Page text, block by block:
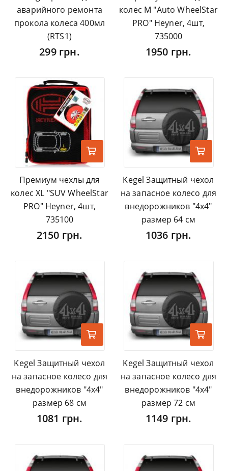
аварийного ремонта
прокола колеса 400мл
(RTS1)
299 грн.
колес M "Auto WheelStar
PRO" Heyner, 4шт,
735000
1950 грн.
Премиум чехлы для
колес XL "SUV WheelStar
PRO" Heyner, 4шт,
735100
2150 грн.
Kegel Защитный чехол
на запасное колесо для
внедорожников "4х4"
размер 64 см
1036 грн.
Kegel Защитный чехол
на запасное колесо для
внедорожников "4х4"
размер 68 см
1081 грн.
Kegel Защитный чехол
на запасное колесо для
внедорожников "4х4"
размер 72 см
1149 грн.